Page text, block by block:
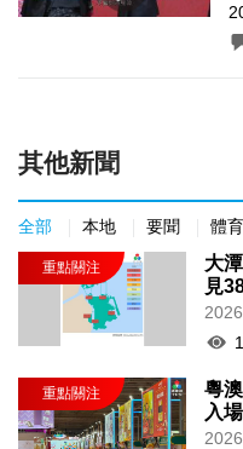
其他新聞
全部 本地 要聞 體育
大
見
粵
入場